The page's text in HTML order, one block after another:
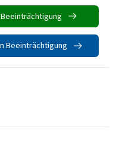
Beeinträchtigung